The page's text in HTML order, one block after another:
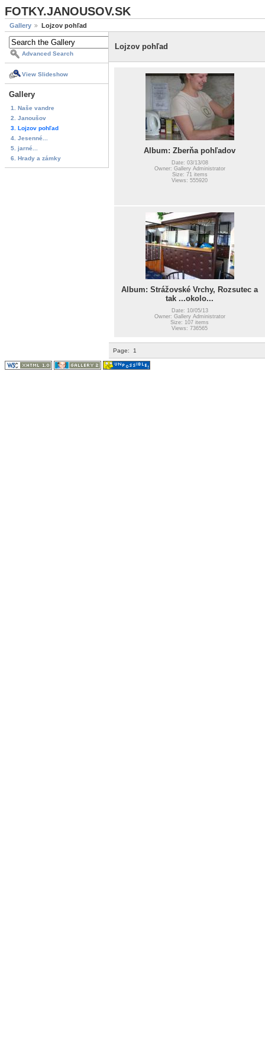
FOTKY.JANOUSOV.SK
Gallery Lojzov pohľad
Advanced Search
View Slideshow
Gallery
1. Naše vandre
2. Janoušov
3. Lojzov pohľad
4. Jesenné...
5. jarné...
6. Hrady a zámky
Lojzov pohľad
Album: Zberňa pohľadov
Date: 03/13/08
Owner: Gallery Administrator
Size: 71 items
Views: 555920
Album: Strážovské Vrchy, Rozsutec a
tak ...okolo...
Date: 10/05/13
Owner: Gallery Administrator
Size: 107 items
Views: 736565
Page: 1